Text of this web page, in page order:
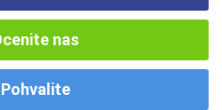
nas
Pohvalite